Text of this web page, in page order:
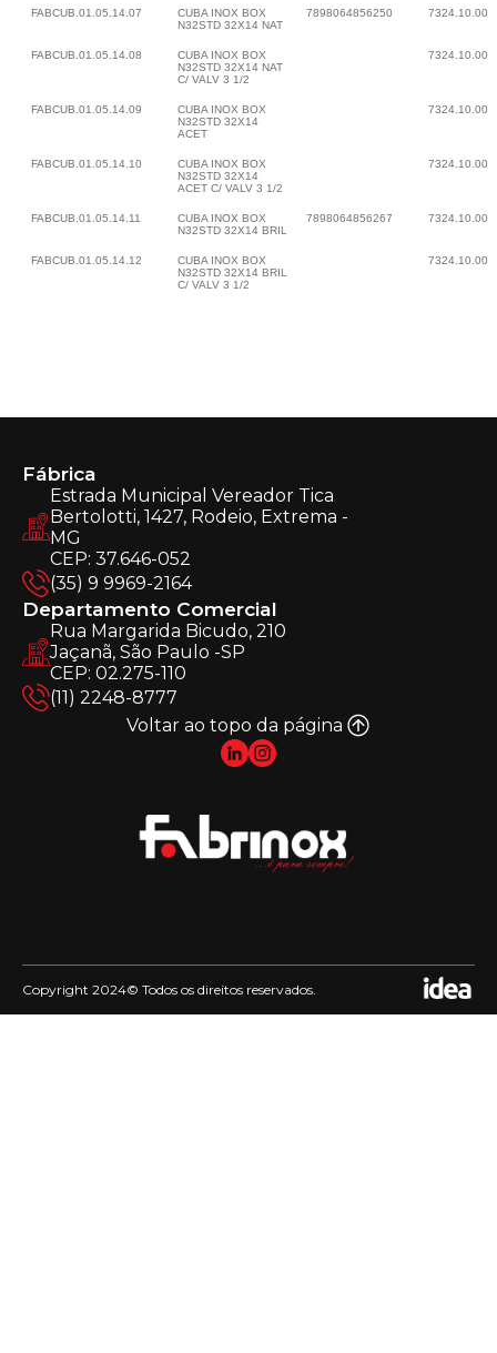
FABCUB.01.05.14.07
CUBA INOX BOX
N32STD 32X14 NAT
7898064856250 7324.10.00
FABCUB.01.05.14.08
CUBA INOX BOX
N32STD 32X14 NAT
C/ VALV 3 1/2
7324.10.00
FABCUB.01.05.14.09
CUBA INOX BOX
N32STD 32X14
ACET
7324.10.00
FABCUB.01.05.14.10
CUBA INOX BOX
N32STD 32X14
ACET C/ VALV 3 1/2
7324.10.00
FABCUB.01.05.14.11
CUBA INOX BOX
N32STD 32X14 BRIL
7898064856267 7324.10.00
FABCUB.01.05.14.12
CUBA INOX BOX
N32STD 32X14 BRIL
C/ VALV 3 1/2
7324.10.00
Fábrica
Estrada Municipal Vereador Tica
Bertolotti, 1427, Rodeio, Extrema -
MG
CEP: 37.646-052
(35) 9 9969-2164
Departamento Comercial
Rua Margarida Bicudo, 210
Jaçanã, São Paulo -SP
CEP: 02.275-110
(11) 2248-8777
Voltar ao topo da página
Copyright 2024© Todos os direitos reservados.